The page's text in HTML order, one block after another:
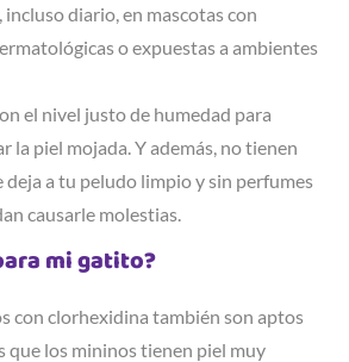
incluso diario, en mascotas con
o expuestas a ambientes
el nivel justo de humedad para
la piel mojada. Y además, no tienen
deja a tu peludo limpio y sin perfumes
causarle molestias.
mi gatito?
con clorhexidina también son aptos
que los mininos tienen piel muy